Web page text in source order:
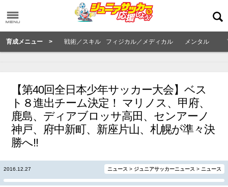
育成メニュー > 戦術／スキル フィジカル／メディカル メンタル
【第40回全日本少年サッカー大会】ベス
ト８進出チーム決定！ マリノス、甲府、
鹿島、ディアブロッサ高田、センアーノ
神戸、府中新町、新座片山、札幌が準々決
勝へ!!
2016.12.27 ニュース > ジュニアサッカーニュース > ニュース